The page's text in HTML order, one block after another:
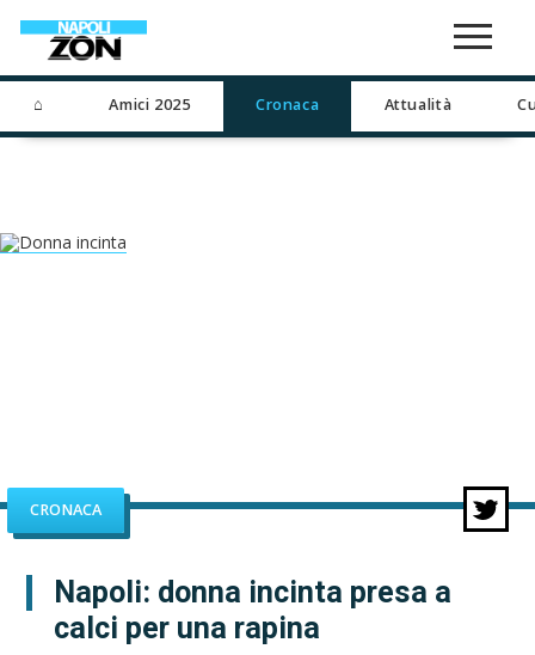
⌂ Amici 2025 Cronaca Attualità
CRONACA
Napoli: donna incinta presa a
calci per una rapina